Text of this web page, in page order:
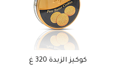
كوكيز الزبدة 320 غ